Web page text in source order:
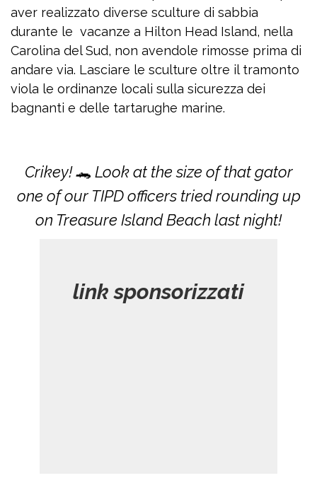
aver realizzato diverse sculture di sabbia
durante le vacanze a Hilton Head Island, nella
Carolina del Sud, non avendole rimosse prima di
andare via. Lasciare le sculture oltre il tramonto
viola le ordinanze locali sulla sicurezza dei
bagnanti e delle tartarughe marine.
Crikey! 🐊 Look at the size of that gator
one of our TIPD officers tried rounding up
on Treasure Island Beach last night!